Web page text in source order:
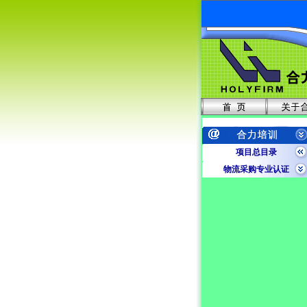
项目总目录
物流采购专业认证